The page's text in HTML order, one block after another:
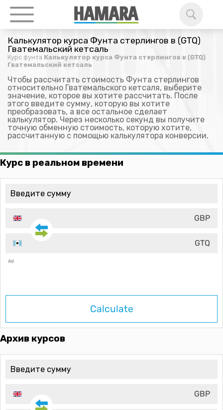
Калькулятор курса Фунта стерлингов в (GTQ)
Гватемальский кетсаль
Курс фунта Калькулятор курса Фунта стерлингов в (GTQ)
Гватемальский кетсаль
Чтобы рассчитать стоимость Фунта стерлингов
относительно Гватемальского кетсаля, выберите
значение, которое вы хотите рассчитать. После
этого введите сумму, которую вы хотите
преобразовать, а все остальное сделает
калькулятор. Через несколько секунд вы получите
точную обменную стоимость, которую хотите,
рассчитанную с помощью калькулятора конверсии.
Курс в реальном времени
GBP
GTQ
Ad
Calculate
Архив курсов
GBP